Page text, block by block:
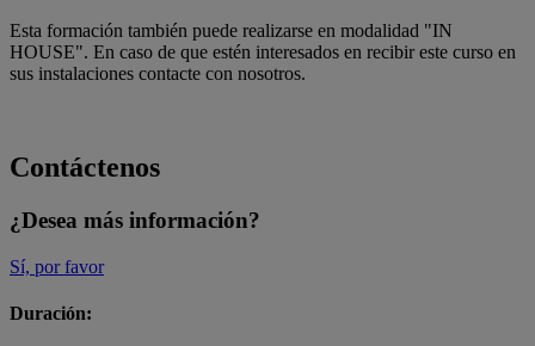
Esta formación también puede realizarse en modalidad "IN
HOUSE". En caso de que estén interesados en recibir este curso en
sus instalaciones contacte con nosotros.
Contáctenos
¿Desea más información?
Sí, por favor
Duración: